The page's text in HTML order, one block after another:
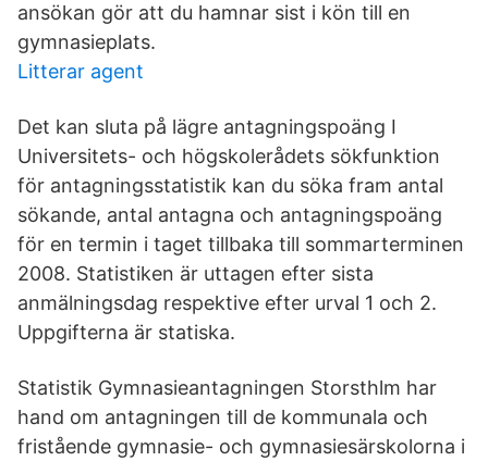
ansökan gör att du hamnar sist i kön till en
gymnasieplats.
Litterar agent
Det kan sluta på lägre antagningspoäng I
Universitets- och högskolerådets sökfunktion
för antagningsstatistik kan du söka fram antal
sökande, antal antagna och antagningspoäng
för en termin i taget tillbaka till sommarterminen
2008. Statistiken är uttagen efter sista
anmälningsdag respektive efter urval 1 och 2.
Uppgifterna är statiska.
Statistik Gymnasieantagningen Storsthlm har
hand om antagningen till de kommunala och
fristående gymnasie- och gymnasiesärskolorna i